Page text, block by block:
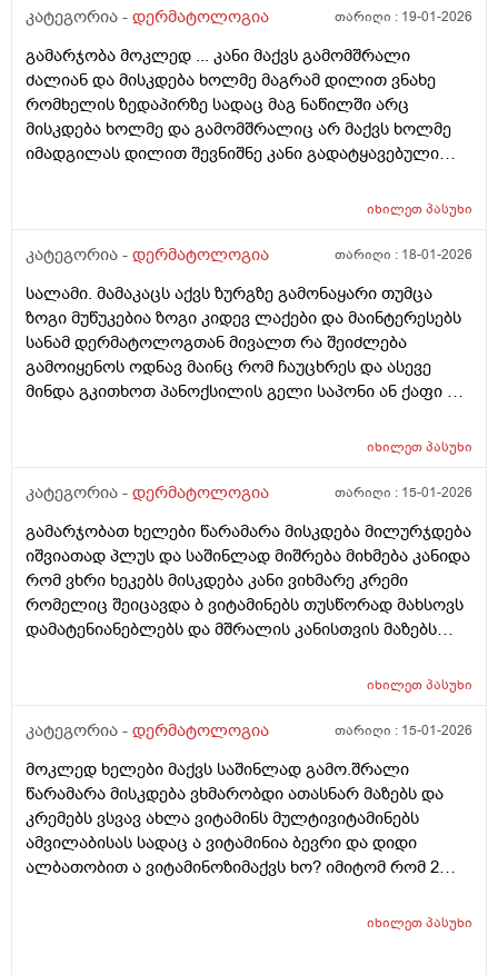
ამასთან ერთად ავენის ტოლარენს კონტროლი,
რაც დავიწყე მკურნალობა საშინლად მომემატა
ლოყებზე გამონაყარი, სხაბოლოოდ დავიწყე
დოქსიციკლინის 100 მგ დალევა უკვე 10 დღეზე მეტია
და სახე უფრო ჩაწყნარდა, რა ვქნა როდის შევწყვიტო
დალევა?
კატეგორია - დერმატოლოგია თარიღი : 19-01-2026
გამარჯობა მოკლედ ... კანი მაქვს გამომშრალი
ძალიან და მისკდება ხოლმე მაგრამ დილით ვნახე
რომხელის ზედაპირზე სადაც მაგ ნაწილში არც
მისკდება ხოლმე და გამომშრალიც არ მაქვს ხოლმე
იმადგილას დილით შევნიშნე კანი გადატყავებული
გამჭროდა და რაგაცა მაგრამ ეს პატარა მერე
თხლად კანზე რა შეიძლება იყოს
იხილეთპასუხი
კატეგორია - დერმატოლოგია თარიღი : 18-01-2026
სალამი. მამაკაცს აქვს ზურგზე გამონაყარი თუმცა
ზოგი მუწუკებია ზოგი კიდევ ლაქები და მაინტერესებს
სანამ დერმატოლოგთან მივალთ რა შეიძლება
გამოიყენოს ოდნავ მაინც რომ ჩაუცხრეს და ასევე
მინდა გკითხოთ პანოქსილის გელი საპონი ან ქაფი თუ
იხილეთპასუხი
კატეგორია - დერმატოლოგია თარიღი : 15-01-2026
გამარჯობათ ხელები წარამარა მისკდება მილურჯდება
იშვიათად პლუს და საშინლად მიშრება მიხმება კანიდა
რომ ვხრი ხეკებს მისკდება კანი ვიხმარე კრემი
რომელიც შეიცავდა ბ ვიტამინებს თუსწორად მახსოვს
დამატენიანებლებს და მშრალის კანისთვის მაზებს
გამომწვევი მიზეზები ხშირი ხელების ბანვის გარდა და
გამომწვევი მიზეზები ან რა სხვა დაავადებები
კრემი
იხილეთპასუხი
კატეგორია - დერმატოლოგია თარიღი : 15-01-2026
მოკლედ ხელები მაქვს საშინლად გამო.შრალი
წარამარა მისკდება ვხმარობდი ათასნარ მაზებს და
კრემებს ვსვავ ახლა ვიტამინს მულტივიტამინებს
ამვილაბისას სადაც ა ვიტამინია ბევრი და დიდი
ალბათობით ა ვიტამინოზიმაქვს ხო? იმიტომ რომ 2
დაბანვაზე მიუხეშდება და მისკდება შემდეგ და არის
იხილეთპასუხი